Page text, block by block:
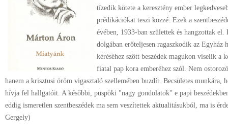
tízedik kötete a keresztény ember
prédikációkat teszi közzé. Ezek a
évében, 1933-ban születtek és hangzottak
dolgában erőteljesen ragaszkodik az Egyház
kéréséhez szőtt beszédek magukon viselik a
fiatal pap kora emberéhez szól. Nem
hanem a krisztusi öröm vigasztaló szellemében buzdít. Becsületes munkára,
hívja fel hallgatóit. A későbbi, püspöki "nagy gondolatok" e papi
eddig ismeretlen szentbeszédek ma sem veszítettek aktualitásukból, ma is
Gergely)